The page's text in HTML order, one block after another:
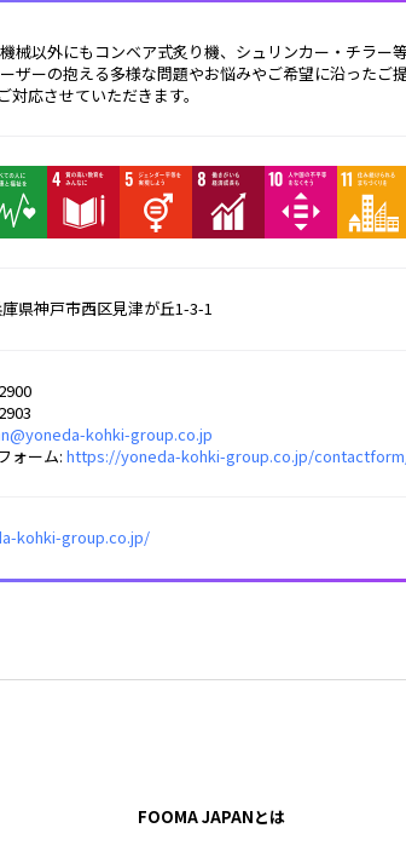
械以外にもコンベア式炙り機、シュリンカー・チラー
対応させていただきます。
県神戸市西区見津が丘1-3-1
kohki-group.co.jp
ォーム: https://yoneda-kohki-group.co.jp/
kohki-group.co.jp/
FOOMA JAPANとは